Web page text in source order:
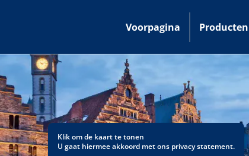
Voorpagina Producten
Klik om de kaart te tonen
U gaat hiermee akkoord met ons privacy statement.